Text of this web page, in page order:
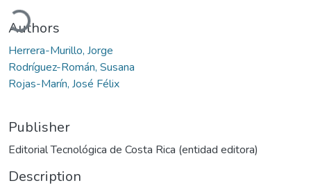
Authors
Herrera-Murillo, Jorge
Rodríguez-Román, Susana
Rojas-Marín, José Félix
Publisher
Editorial Tecnológica de Costa Rica (entidad editora)
Description